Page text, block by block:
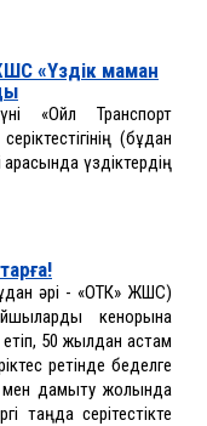
«Үздік маман
«Ойл Транспорт
(бұдан
үздіктердің
әрі - «ОТК» ЖШС)
кенорынға
50 жылдан астам
ретінде беделге
мен дамыту жолында
таңда серітестікте